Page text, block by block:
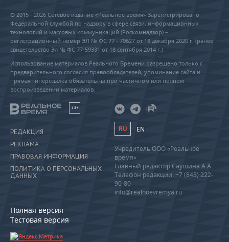
© 2015 - 2026 Сетевое издание «Реальное время» Зарегистрировано
Федеральной службой по надзору в сфере связи, информационных
технологий и массовых коммуникаций (Роскомнадзор) –
регистрационный номер ЭЛ № ФС 77 - 79627 от 18 декабря 2020 г. (ранее
свидетельство Эл № ФС 77-59331 от 18 сентября 2014 г.)
Использование материалов Реального Времени разрешено только с
предварительного согласия правообладателей, упоминание сайта и
прямая гиперссылка обязательны при частичном или полном
воспроизведении материалов.
18+
РЕДАКЦИЯ
РЕКЛАМА
ПРАВОВАЯ ИНФОРМАЦИЯ
ПОЛИТИКА О ПЕРСОНАЛЬНЫХ
ДАННЫХ
Полная версия
Тестовая версия
RU EN
Учредитель ООО «Реальное
время»
Главный редактор Саушина А.А.
Телефон редакции: +7 (843) 222-
90-80
info@realnoevremya.ru